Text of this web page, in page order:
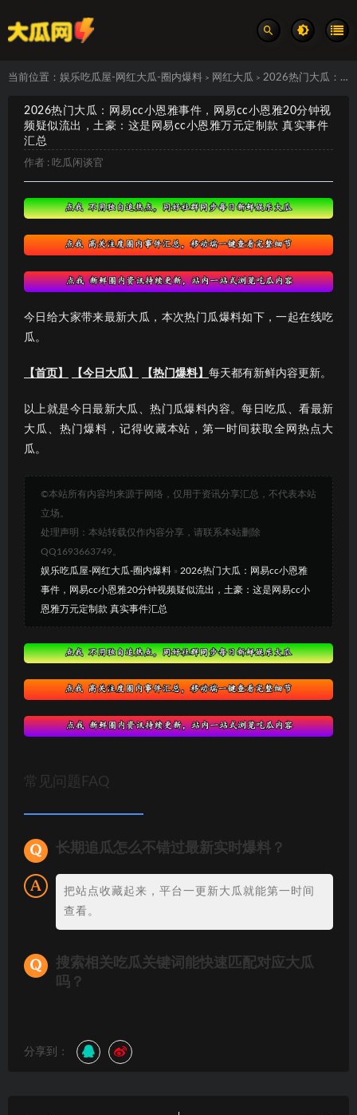
当前位置： 娱乐吃瓜屋-网红大瓜-圈内爆料 > 网红大瓜 > 2026热门大瓜：网易cc小恩雅事件，网易cc小恩雅20分钟视频疑似流出，土豪：这是网易cc小恩雅万元定制款 真实事件汇总
2026热门大瓜：网易cc小恩雅事件，网易cc小恩雅20分钟视
频疑似流出，土豪：这是网易cc小恩雅万元定制款 真实事件
汇总
作者 : 吃瓜闲谈官
今日给大家带来最新大瓜，本次热门瓜爆料如下，一起在线吃
瓜。
【首页】 【今日大瓜】 【热门爆料】 每天都有新鲜内容更新。
以上就是今日最新大瓜、热门瓜爆料内容。每日吃瓜、看最新
大瓜、热门爆料，记得收藏本站，第一时间获取全网热点大
瓜。
©本站所有内容均来源于网络，仅用于资讯分享汇总，不代表本站
立场。
处理声明：本站转载仅作内容分享，请联系本站删除
QQ1693663749。
娱乐吃瓜屋-网红大瓜-圈内爆料 » 2026热门大瓜：网易cc小恩雅
事件，网易cc小恩雅20分钟视频疑似流出，土豪：这是网易cc小
恩雅万元定制款 真实事件汇总
常见问题FAQ
长期追瓜怎么不错过最新实时爆料？
把站点收藏起来，平台一更新大瓜就能第一时间
查看。
搜索相关吃瓜关键词能快速匹配对应大瓜
吗？
分享到：